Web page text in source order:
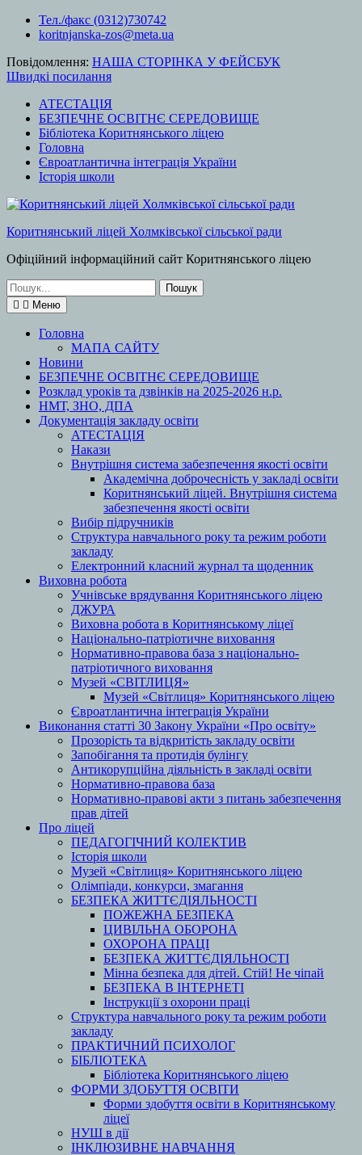
ПерейтиТел./факс (0312)730742
koritnjanska-zos@meta.ua
Повідомлення: НАША СТОРІНКА У ФЕЙСБУК
Швидкі посилання
АТЕСТАЦІЯ
БЕЗПЕЧНЕ ОСВІТНЄ СЕРЕДОВИЩЕ
Бібліотека Коритнянського ліцею
Головна
Євроатлантична інтеграція України
Історія школи
Коритнянський ліцей Холмківської сільської ради
Офіційний інформаційний сайт Коритнянського ліцею
Шукати:
Меню
Головна
МАПА САЙТУ
Новини
БЕЗПЕЧНЕ ОСВІТНЄ СЕРЕДОВИЩЕ
Розклад уроків та дзвінків на 2025-2026 н.р.
НМТ, ЗНО, ДПА
Документація закладу освіти
АТЕСТАЦІЯ
Накази
Внутрішня система забезпечення якості освіти
Академічна доброчесність у закладі освіти
Коритнянський ліцей. Внутрішня система
забезпечення якості освіти
Вибір підручників
Структура навчального року та режим роботи
закладу
Електронний класний журнал та щоденник
Виховна робота
Учнівське врядування Коритнянського ліцею
ДЖУРА
Виховна робота в Коритнянському ліцеї
Національно-патріотичне виховання
Нормативно-правова база з національно-
патріотичного виховання
Музей «СВІТЛИЦЯ»
Музей «Світлиця» Коритнянського ліцею
Євроатлантична інтеграція України
Виконання статті 30 Закону України «Про освіту»
Прозорість та відкритість закладу освіти
Запобігання та протидія булінгу
Антикорупційна діяльність в закладі освіти
Нормативно-правова база
Нормативно-правові акти з питань забезпечення
прав дітей
Про ліцей
ПЕДАГОГІЧНИЙ КОЛЕКТИВ
Історія школи
Музей «Світлиця» Коритнянського ліцею
Олімпіади, конкурси, змагання
БЕЗПЕКА ЖИТТЄДІЯЛЬНОСТІ
ПОЖЕЖНА БЕЗПЕКА
ЦИВІЛЬНА ОБОРОНА
ОХОРОНА ПРАЦІ
БЕЗПЕКА ЖИТТЄДІЯЛЬНОСТІ
Мінна безпека для дітей. Стій! Не чіпай
БЕЗПЕКА В ІНТЕРНЕТІ
Інструкції з охорони праці
Структура навчального року та режим роботи
закладу
ПРАКТИЧНИЙ ПСИХОЛОГ
БІБЛІОТЕКА
Бібліотека Коритнянського ліцею
ФОРМИ ЗДОБУТТЯ ОСВІТИ
Форми здобуття освіти в Коритнянському
ліцеї
НУШ в дії
ІНКЛЮЗИВНЕ НАВЧАННЯ